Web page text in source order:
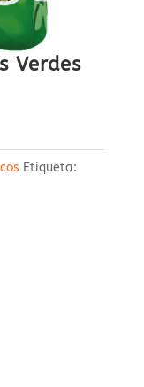
Verdes
Etiqueta: